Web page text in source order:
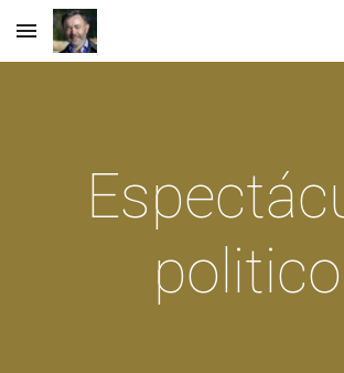
Skip to main content
politico